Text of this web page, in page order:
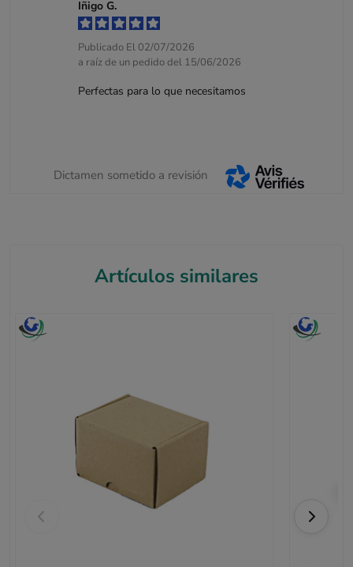
Iñigo G.
Publicado El 02/07/2026
a raíz de un pedido del 15/06/2026
Perfectas para lo que necesitamos
Dictamen sometido a revisión
Artículos similares